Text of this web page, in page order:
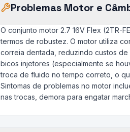
Problemas Motor e
O conjunto motor 2.7 16V Flex (2TR-
termos de robustez. O motor utiliza
correia dentada, reduzindo custos de
bicos injetores (especialmente se
troca de fluido no tempo correto, o
Sintomas de problemas no motor
nas trocas, demora para engatar